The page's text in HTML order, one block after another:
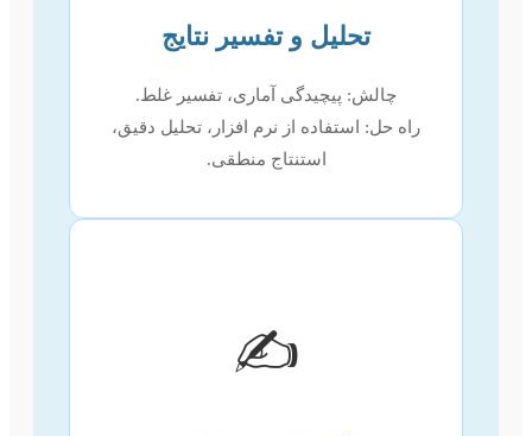
تحلیل و تفسیر نتایج
چالش: پیچیدگی آماری، تفسیر غلط.
راه حل: استفاده از نرم افزار، تحلیل دقیق،
استنتاج منطقی.
✍️